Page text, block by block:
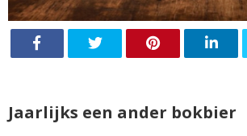
Jaarlijks een ander bokbier